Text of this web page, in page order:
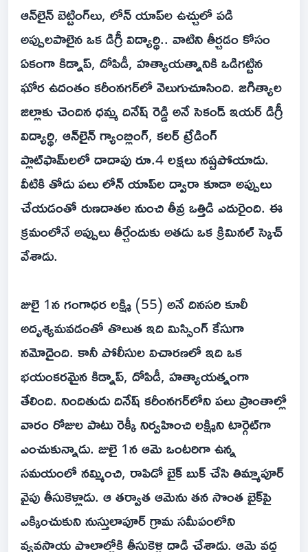
ఆన్‌లైన్ బెట్టింగ్‌లు, లోన్ యాప్‌ల ఉచ్చులో పడి
అప్పులపాలైన ఒక డిగ్రీ విద్యార్థి.. వాటిని తీర్చడం కోసం
ఏకంగా కిడ్నాప్, దోపిడీ, హత్యాయత్నానికి ఒడిగట్టిన
ఘోర ఉదంతం కరీంనగర్‌లో వెలుగుచూసింది. జగిత్యాల
జిల్లాకు చెందిన ధమ్మ దినేష్ రెడ్డి అనే సెకండ్ ఇయర్ డిగ్రీ
విద్యార్థి, ఆన్‌లైన్ గ్యాంబ్లింగ్, కలర్ ట్రేడింగ్
ప్లాట్‌ఫామ్‌లలో దాదాపు రూ.4 లక్షలు నష్టపోయాడు.
వీటికి తోడు పలు లోన్ యాప్‌ల ద్వారా కూడా అప్పులు
చేయడంతో రుణదాతల నుంచి తీవ్ర ఒత్తిడి ఎదురైంది. ఈ
క్రమంలోనే అప్పులు తీర్చేందుకు అతడు ఒక క్రిమినల్ స్కెచ్
వేశాడు.
జులై 1న గంగాధర లక్ష్మి (55) అనే దినసరి కూలీ
అదృశ్యమవడంతో తొలుత ఇది మిస్సింగ్ కేసుగా
నమోదైంది. కానీ పోలీసుల విచారణలో ఇది ఒక
భయంకరమైన కిడ్నాప్, దోపిడీ, హత్యాయత్నంగా
తేలింది. నిందితుడు దినేష్ కరీంనగర్‌లోని పలు ప్రాంతాల్లో
వారం రోజుల పాటు రెక్కీ నిర్వహించి లక్ష్మిని టార్గెట్‌గా
ఎంచుకున్నాడు. జులై 1న ఆమె ఒంటరిగా ఉన్న
సమయంలో నమ్మించి, రాపిడో బైక్ బుక్ చేసి తిమ్మాపూర్
వైపు తీసుకెళ్లాడు. ఆ తర్వాత ఆమెను తన సొంత బైక్‌పై
ఎక్కించుకుని నుస్తులాపూర్ గ్రామ సమీపంలోని
వ్యవసాయ పొలాల్లోకి తీసుకెళ్లి దాడి చేశాడు. ఆమె వద్ద